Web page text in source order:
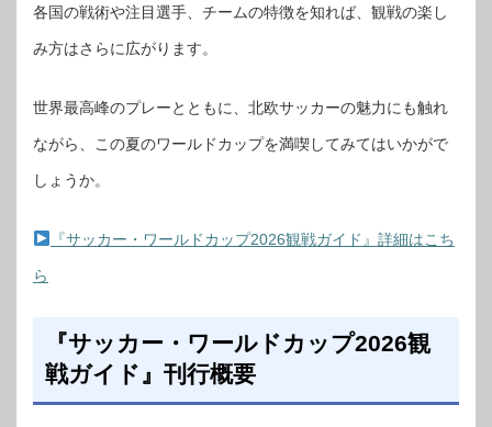
各国の戦術や注目選手、チームの特徴を知れば、観戦の楽し
み方はさらに広がります。
世界最高峰のプレーとともに、北欧サッカーの魅力にも触れ
ながら、この夏のワールドカップを満喫してみてはいかがで
しょうか。
『サッカー・ワールドカップ2026観戦ガイド』詳細はこち
ら
『サッカー・ワールドカップ2026観
戦ガイド』刊行概要